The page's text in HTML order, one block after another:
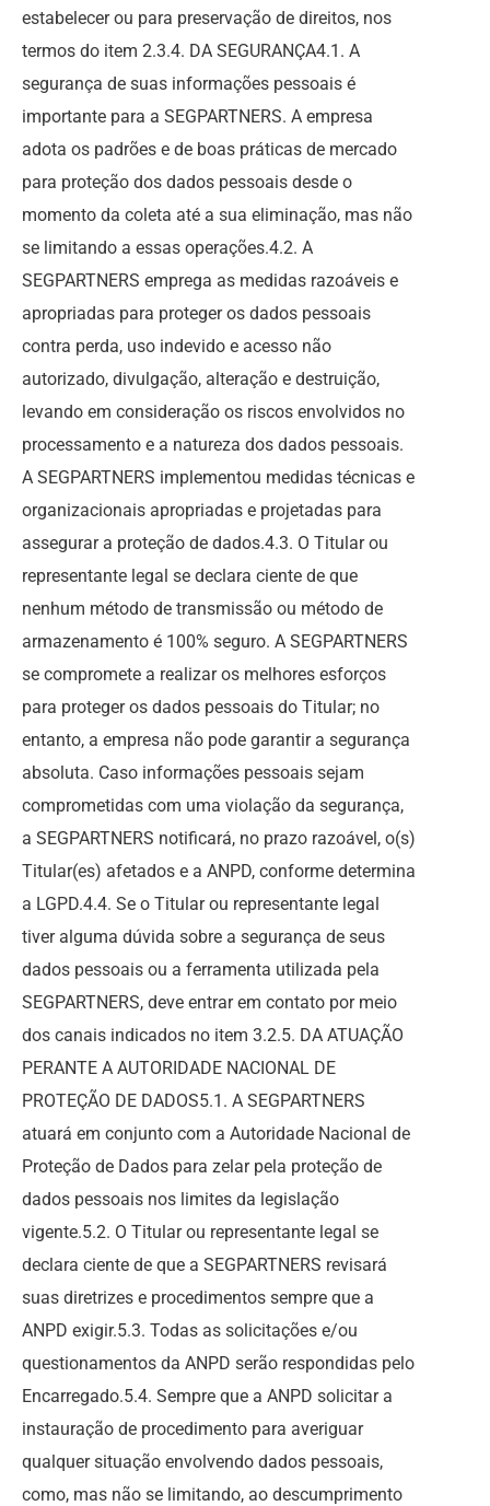
estabelecer ou para preservação de direitos, nos
termos do item 2.3.4. DA SEGURANÇA4.1. A
segurança de suas informações pessoais é
importante para a SEGPARTNERS. A empresa
adota os padrões e de boas práticas de mercado
para proteção dos dados pessoais desde o
momento da coleta até a sua eliminação, mas não
se limitando a essas operações.4.2. A
SEGPARTNERS emprega as medidas razoáveis e
apropriadas para proteger os dados pessoais
contra perda, uso indevido e acesso não
autorizado, divulgação, alteração e destruição,
levando em consideração os riscos envolvidos no
processamento e a natureza dos dados pessoais.
A SEGPARTNERS implementou medidas técnicas e
organizacionais apropriadas e projetadas para
assegurar a proteção de dados.4.3. O Titular ou
representante legal se declara ciente de que
nenhum método de transmissão ou método de
armazenamento é 100% seguro. A SEGPARTNERS
se compromete a realizar os melhores esforços
para proteger os dados pessoais do Titular; no
entanto, a empresa não pode garantir a segurança
absoluta. Caso informações pessoais sejam
comprometidas com uma violação da segurança,
a SEGPARTNERS notificará, no prazo razoável, o(s)
Titular(es) afetados e a ANPD, conforme determina
a LGPD.4.4. Se o Titular ou representante legal
tiver alguma dúvida sobre a segurança de seus
dados pessoais ou a ferramenta utilizada pela
SEGPARTNERS, deve entrar em contato por meio
dos canais indicados no item 3.2.5. DA ATUAÇÃO
PERANTE A AUTORIDADE NACIONAL DE
PROTEÇÃO DE DADOS5.1. A SEGPARTNERS
atuará em conjunto com a Autoridade Nacional de
Proteção de Dados para zelar pela proteção de
dados pessoais nos limites da legislação
vigente.5.2. O Titular ou representante legal se
declara ciente de que a SEGPARTNERS revisará
suas diretrizes e procedimentos sempre que a
ANPD exigir.5.3. Todas as solicitações e/ou
questionamentos da ANPD serão respondidas pelo
Encarregado.5.4. Sempre que a ANPD solicitar a
instauração de procedimento para averiguar
qualquer situação envolvendo dados pessoais,
como, mas não se limitando, ao descumprimento